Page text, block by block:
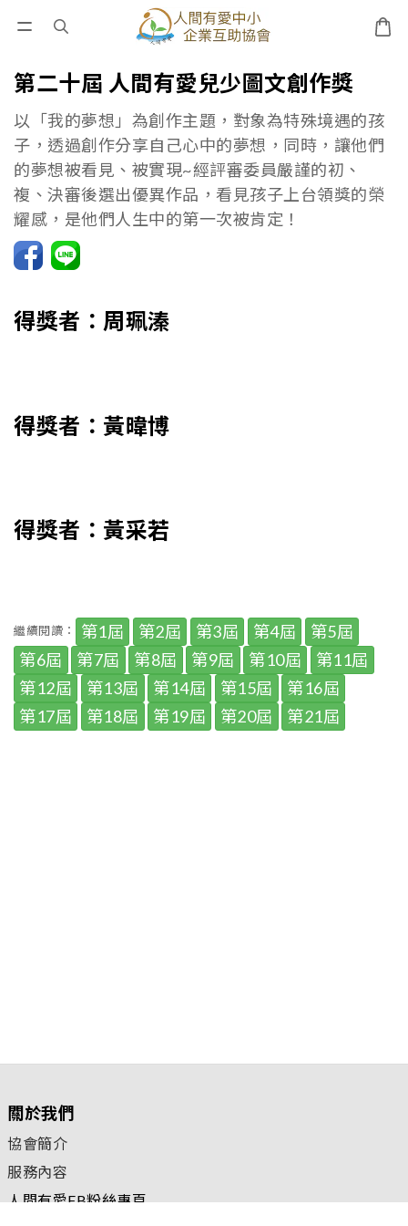
第二十屆 人間有愛兒少圖文創作獎
以「我的夢想」為創作主題，對象為特殊境遇的孩
子，透過創作分享自己心中的夢想，同時，讓他們
的夢想被看見、被實現~經評審委員嚴謹的初、
複、決審後選出優異作品，看見孩子上台領獎的榮
耀感，是他們人生中的第一次被肯定！
得獎者：周珮溱
得獎者：黃暐博
得獎者：黃采若
繼續閱讀： 第1屆 第2屆 第3屆 第4屆
第5屆
第6屆
第7屆 第8屆 第9屆 第10屆
第11屆
第12屆
第13屆 第14屆 第15屆
第16屆
第17屆
第18屆 第19屆 第20屆 第21屆
關於我們
協會簡介
服務內容
人間有愛FB粉絲專頁